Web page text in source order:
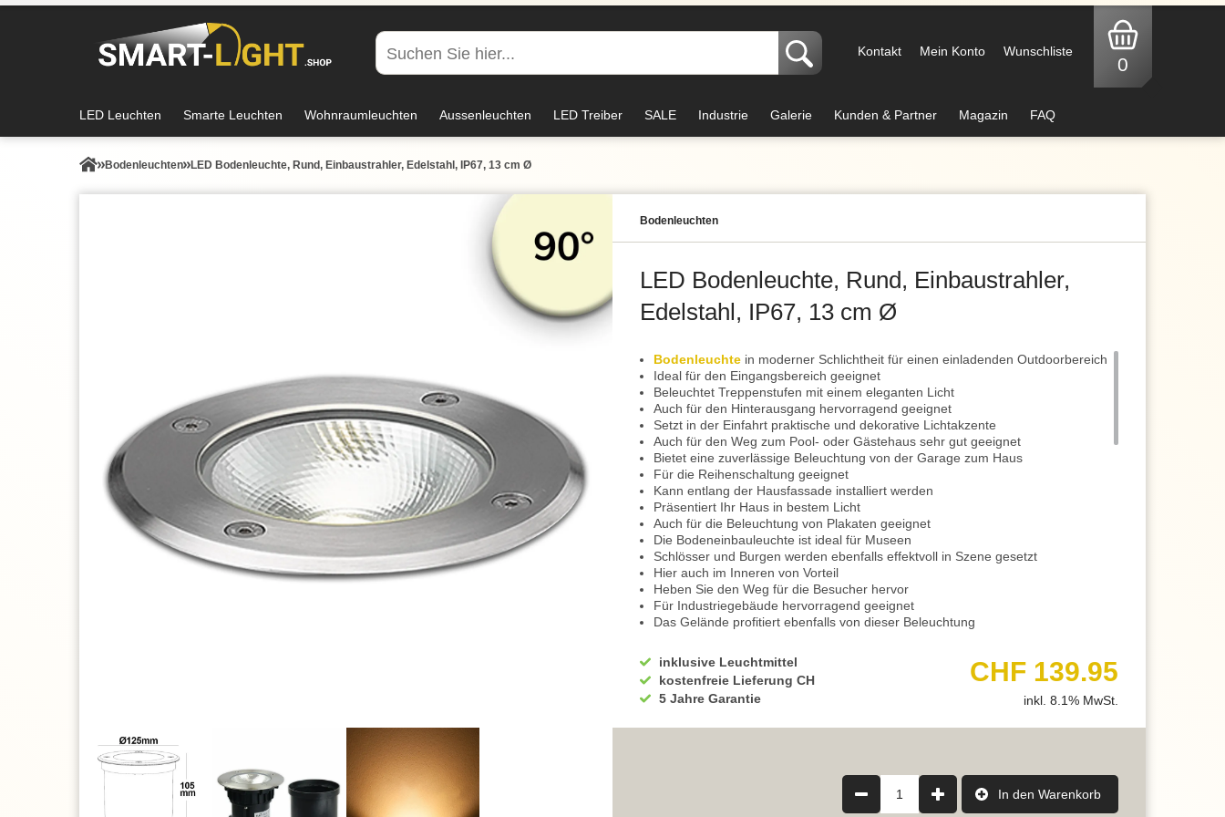
Kontakt Mein Konto Wunschliste
0
LED Leuchten Smarte Leuchten Wohnraumleuchten Aussenleuchten LED Treiber SALE Industrie Galerie Kunden & Partner Magazin FAQ
Bodenleuchten LED Bodenleuchte, Rund, Einbaustrahler, Edelstahl, IP67, 13 cm Ø
Bodenleuchten
LED Bodenleuchte, Rund, Einbaustrahler,
Edelstahl, IP67, 13 cm Ø
Bodenleuchte in moderner Schlichtheit für einen einladenden Outdoorbereich
Ideal für den Eingangsbereich geeignet
Beleuchtet Treppenstufen mit einem eleganten Licht
Auch für den Hinterausgang hervorragend geeignet
Setzt in der Einfahrt praktische und dekorative Lichtakzente
Auch für den Weg zum Pool- oder Gästehaus sehr gut geeignet
Bietet eine zuverlässige Beleuchtung von der Garage zum Haus
Für die Reihenschaltung geeignet
Kann entlang der Hausfassade installiert werden
Präsentiert Ihr Haus in bestem Licht
Auch für die Beleuchtung von Plakaten geeignet
Die Bodeneinbauleuchte ist ideal für Museen
Schlösser und Burgen werden ebenfalls effektvoll in Szene gesetzt
Hier auch im Inneren von Vorteil
Heben Sie den Weg für die Besucher hervor
Für Industriegebäude hervorragend geeignet
Das Gelände profitiert ebenfalls von dieser Beleuchtung
Belastungsgrenze liegt bei 0,3 (A 15)
Geprüft mit einer Flächenlast von bis zu 1,5 Tonnen
Beleuchtet die Zufahrt zum Haus optimal
Ohne die Sicht durch Objekte zu beeinträchtigen
Immer passend auf der Terrasse oder im Eingangsbereich
Der LED-Einbaustrahler hat eine runde Grundform
inklusive Leuchtmittel
kostenfreie Lieferung CH
5 Jahre Garantie
CHF 139.95
inkl. 8.1% MwSt.
1 In den Warenkorb